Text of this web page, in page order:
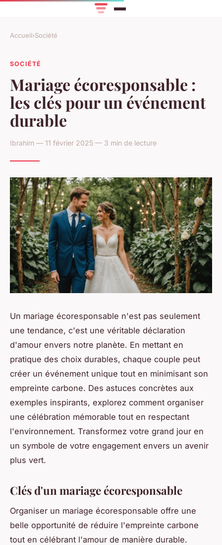
Accueil›Société
SOCIÉTÉ
Mariage écoresponsable :
les clés pour un événement
durable
Ibrahim — 11 février 2025 — 3 min de lecture
Un mariage écoresponsable n'est pas seulement
une tendance, c'est une véritable déclaration
d'amour envers notre planète. En mettant en
pratique des choix durables, chaque couple peut
créer un événement unique tout en minimisant son
empreinte carbone. Des astuces concrètes aux
exemples inspirants, explorez comment organiser
une célébration mémorable tout en respectant
l'environnement. Transformez votre grand jour en
un symbole de votre engagement envers un avenir
plus vert.
Clés d'un mariage écoresponsable
Organiser un mariage écoresponsable offre une
belle opportunité de réduire l'empreinte carbone
tout en célébrant l'amour de manière durable.